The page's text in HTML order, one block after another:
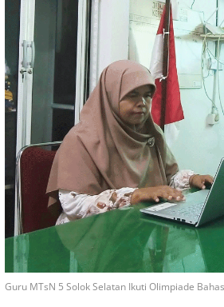
Guru MTsN 5 Solok Selatan Ikuti Olimpiade